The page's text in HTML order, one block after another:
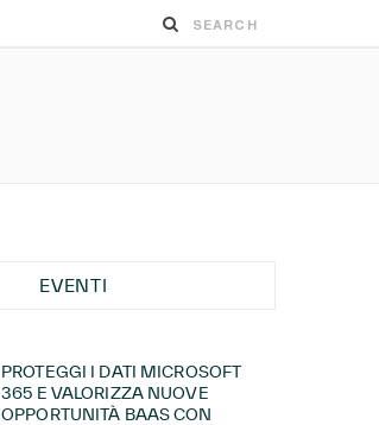
EVENTI
PROTEGGI I DATI MICROSOFT
365 E VALORIZZA NUOVE
OPPORTUNITÀ BAAS CON